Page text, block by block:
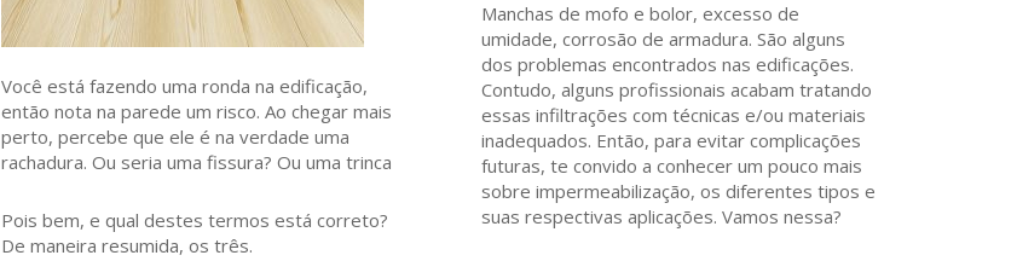
Você está fazendo uma ronda na edificação,
então nota na parede um risco. Ao chegar mais
perto, percebe que ele é na verdade uma
rachadura. Ou seria uma fissura? Ou uma trinca
Pois bem, e qual destes termos está correto?
De maneira resumida, os três.
Manchas de mofo e bolor, excesso de
umidade, corrosão de armadura. São alguns
dos problemas encontrados nas edificações.
Contudo, alguns profissionais acabam tratando
essas infiltrações com técnicas e/ou materiais
inadequados. Então, para evitar complicações
futuras, te convido a conhecer um pouco mais
sobre impermeabilização, os diferentes tipos e
suas respectivas aplicações. Vamos nessa?